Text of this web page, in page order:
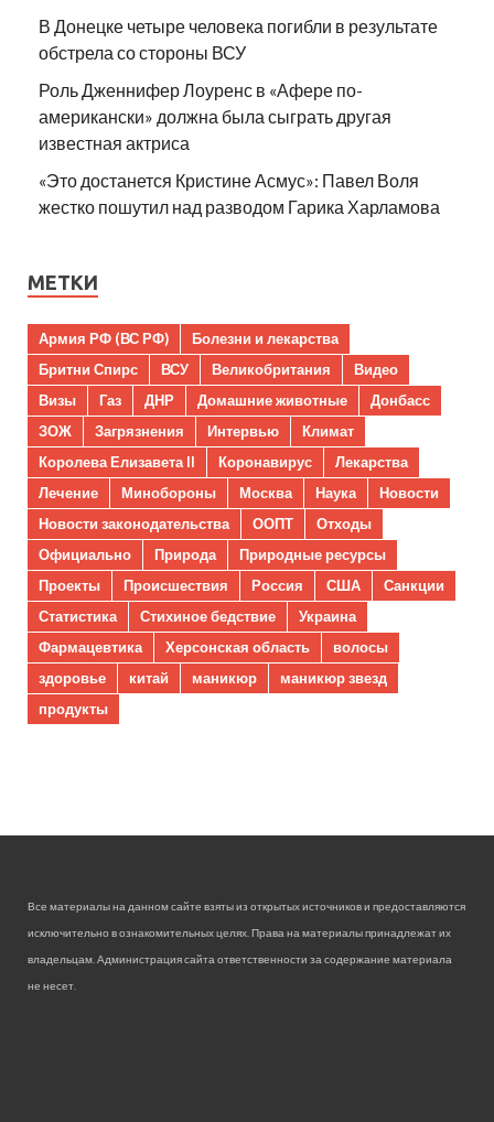
В Донецке четыре человека погибли в результате
обстрела со стороны ВСУ
Роль Дженнифер Лоуренс в «Афере по-
американски» должна была сыграть другая
известная актриса
«Это достанется Кристине Асмус»: Павел Воля
жестко пошутил над разводом Гарика Харламова
МЕТКИ
Армия РФ (ВС РФ)
Болезни и лекарства
Бритни Спирс
ВСУ Великобритания
Видео
Визы
Газ ДНР Домашние животные
Донбасс
ЗОЖ
Загрязнения Интервью
Климат
Королева Елизавета II
Коронавирус
Лекарства
Лечение
Минобороны Москва Наука
Новости
Новости законодательства
ООПТ
Отходы
Официально
Природа
Природные ресурсы
Проекты
Происшествия Россия США
Санкции
Статистика
Стихиное бедствие
Украина
Фармацевтика
Херсонская область
волосы
здоровье
китай маникюр
маникюр звезд
продукты
Все материалы на данном сайте взяты из открытых источников и предоставляются
исключительно в ознакомительных целях. Права на материалы принадлежат их
владельцам. Администрация сайта ответственности за содержание материала
не несет.